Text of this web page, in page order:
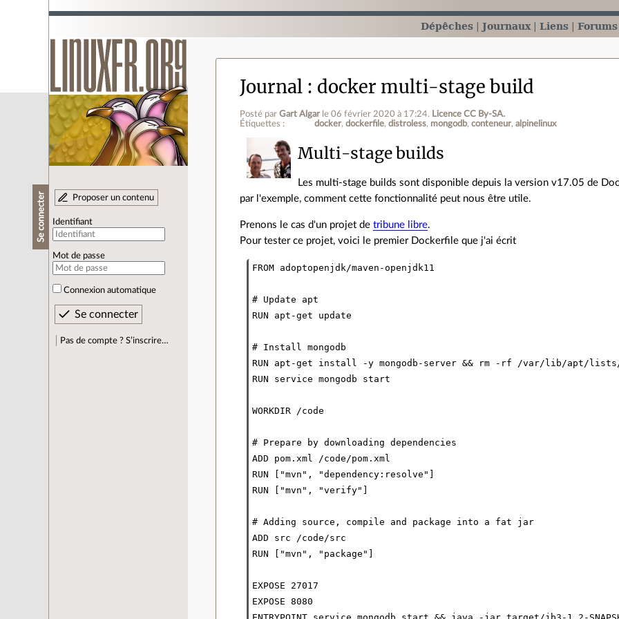
Dépêches Journaux Liens Forums
Se connecter Proposer un contenu
Identifiant
Mot de passe
Connexion automatique
Pas de compte ? S’inscrire…
Journal docker multi-stage build
Posté parGart Algar le 06 février 2020 à 17:24. Licence CC By‑SA.
Étiquettes :
docker dockerfile distroless mongodb conteneur alpinelinux
Multi-stage builds
Les multi-stage builds sont disponible depuis la version v17.05 de
par l'exemple, comment cette fonctionnalité peut nous être utile.
Prenons le cas d'un projet detribune libre.
Pour tester ce projet, voici le premier Dockerfile que j'ai écrit
FROM adoptopenjdk/maven-openjdk11
# Update apt
RUN apt-get update
# Install mongodb
RUN apt-get install -y mongodb-server && rm -rf /var/lib/apt/
RUN service mongodb start
WORKDIR /code
# Prepare by downloading dependencies
ADD pom.xml /code/pom.xml
RUN ["mvn", "dependency:resolve"]
RUN ["mvn", "verify"]
# Adding source, compile and package into a fat jar
ADD src /code/src
RUN ["mvn", "package"]
EXPOSE 27017
EXPOSE 8080